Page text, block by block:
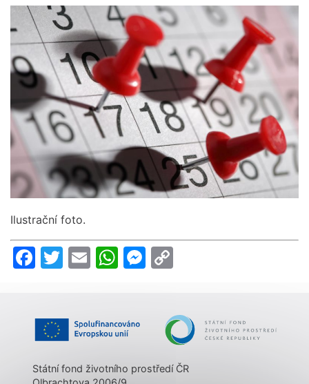
Ilustrační foto.
Facebook
Twitter
EmailWhatsApp
Messenger
Státní fond životního prostředí ČR